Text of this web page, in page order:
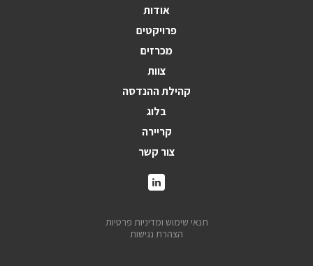
אודות
פרויקטים
מכרזים
צוות
קהילת ההנדסה
בלוג
קריירה
צור קשר
תנאי שימוש ומדיניות פרטיות
הצהרת נגישות